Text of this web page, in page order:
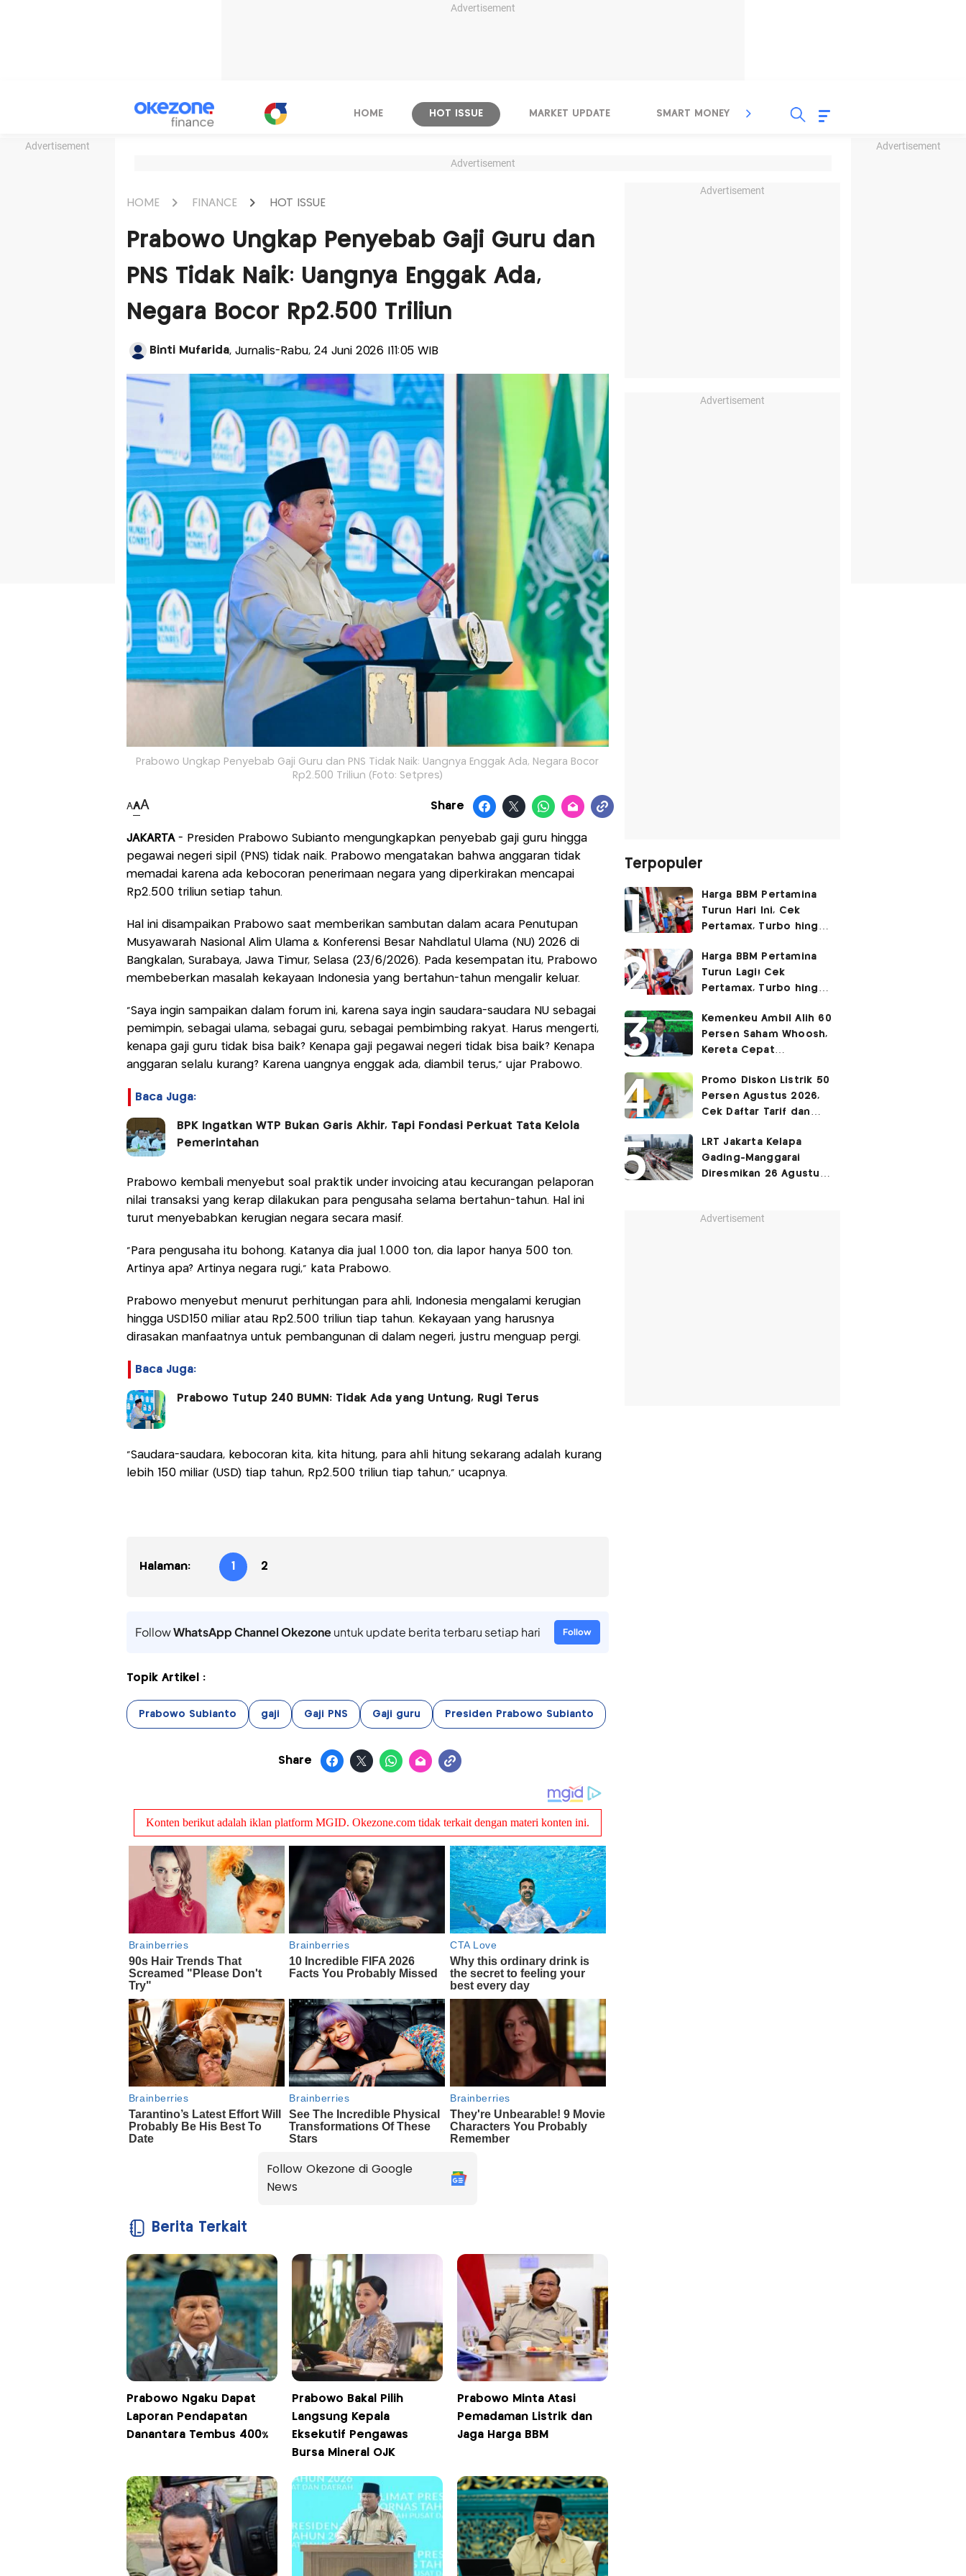
Advertisement
Advertisement Advertisement
HOME HOT ISSUE MARKET UPDATE SMART MONEY INSPIRASI BISNIS
Advertisement
HOME FINANCE HOT ISSUE
Prabowo Ungkap Penyebab Gaji Guru dan
PNS Tidak Naik: Uangnya Enggak Ada,
Negara Bocor Rp2.500 Triliun
Binti Mufarida, Jurnalis-Rabu, 24 Juni 2026 |11:05 WIB
Prabowo Ungkap Penyebab Gaji Guru dan PNS Tidak Naik: Uangnya Enggak Ada, Negara Bocor
Rp2.500 Triliun (Foto: Setpres)
AAA Share
JAKARTA - Presiden Prabowo Subianto mengungkapkan penyebab gaji guru hingga
pegawai negeri sipil (PNS) tidak naik. Prabowo mengatakan bahwa anggaran tidak
memadai karena ada kebocoran penerimaan negara yang diperkirakan mencapai
Rp2.500 triliun setiap tahun.
Hal ini disampaikan Prabowo saat memberikan sambutan dalam acara Penutupan
Musyawarah Nasional Alim Ulama & Konferensi Besar Nahdlatul Ulama (NU) 2026 di
Bangkalan, Surabaya, Jawa Timur, Selasa (23/6/2026). Pada kesempatan itu, Prabowo
membeberkan masalah kekayaan Indonesia yang bertahun-tahun mengalir keluar.
"Saya ingin sampaikan dalam forum ini, karena saya ingin saudara-saudara NU sebagai
pemimpin, sebagai ulama, sebagai guru, sebagai pembimbing rakyat. Harus mengerti,
kenapa gaji guru tidak bisa baik? Kenapa gaji pegawai negeri tidak bisa baik? Kenapa
anggaran selalu kurang? Karena uangnya enggak ada, diambil terus,” ujar Prabowo.
Baca Juga:
BPK Ingatkan WTP Bukan Garis Akhir, Tapi Fondasi Perkuat Tata Kelola
Pemerintahan
Prabowo kembali menyebut soal praktik under invoicing atau kecurangan pelaporan
nilai transaksi yang kerap dilakukan para pengusaha selama bertahun-tahun. Hal ini
turut menyebabkan kerugian negara secara masif.
“Para pengusaha itu bohong. Katanya dia jual 1.000 ton, dia lapor hanya 500 ton.
Artinya apa? Artinya negara rugi,” kata Prabowo.
Prabowo menyebut menurut perhitungan para ahli, Indonesia mengalami kerugian
hingga USD150 miliar atau Rp2.500 triliun tiap tahun. Kekayaan yang harusnya
dirasakan manfaatnya untuk pembangunan di dalam negeri, justru menguap pergi.
Baca Juga:
Prabowo Tutup 240 BUMN: Tidak Ada yang Untung, Rugi Terus
"Saudara-saudara, kebocoran kita, kita hitung, para ahli hitung sekarang adalah kurang
lebih 150 miliar (USD) tiap tahun, Rp2.500 triliun tiap tahun,” ucapnya.
Halaman: 1 2
FollowWhatsApp Channel Okezoneuntuk update berita terbaru setiap hari Follow
Topik Artikel :
Prabowo Subianto gaji Gaji PNS Gaji guru Presiden Prabowo Subianto
Share
Follow Okezone di Google
News
Berita Terkait
Prabowo Ngaku Dapat
Laporan Pendapatan
Danantara Tembus 400%
Prabowo Bakal Pilih
Langsung Kepala
Eksekutif Pengawas
Bursa Mineral OJK
Prabowo Minta Atasi
Pemadaman Listrik dan
Jaga Harga BBM
Advertisement
Advertisement
Terpopuler
Harga BBM Pertamina
Turun Hari Ini, Cek
Pertamax, Turbo hingga
2026
Harga BBM Pertamina
Turun Lagi! Cek
Pertamax, Turbo hingga
Agustus 2026
Kemenkeu Ambil Alih 60
Persen Saham Whoosh,
Kereta Cepat
Surabaya
Promo Diskon Listrik 50
Persen Agustus 2026,
Cek Daftar Tarif dan
LRT Jakarta Kelapa
Gading-Manggarai
Diresmikan 26 Agustus
Advertisement